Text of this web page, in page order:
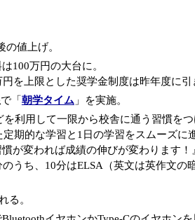
値上げ。
100万円の大台に。
を上限とした奨学金制度は昨年度に引
で「 朝学タイム 」を実施。
を利用して一限から校舎に通う習慣をつ
定期的な学習と1日の学習をスムーズ
が変われば成績の伸びが変わります！
うち、10分はELSA（英文は英作文の
る。